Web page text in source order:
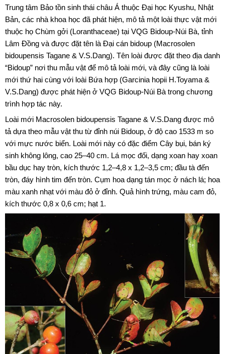
Trung tâm Bảo tồn sinh thái châu Á thuộc Đại học Kyushu, Nhật
Bản, các nhà khoa học đã phát hiện, mô tả một loài thực vật mới
thuộc họ Chùm gởi (Loranthaceae) tại VQG Bidoup-Núi Bà, tỉnh
Lâm Đồng và được đặt tên là Đại cán bidoup (Macrosolen
bidoupensis Tagane & V.S.Dang). Tên loài được đặt theo địa danh
“Bidoup” nơi thu mẫu vật để mô tả loài mới, và đây cũng là loài
mới thứ hai cùng với loài Bứa hợp (Garcinia hopii H.Toyama &
V.S.Dang) được phát hiện ở VQG Bidoup-Núi Bà trong chương
trình hợp tác này.
Loài mới Macrosolen bidoupensis Tagane & V.S.Dang được mô
tả dựa theo mẫu vật thu từ đỉnh núi Bidoup, ở độ cao 1533 m so
với mực nước biển. Loài mới này có đặc điểm Cây bụi, bán ký
sinh không lông, cao 25–40 cm. Lá mọc đối, dạng xoan hay xoan
bầu dục hay tròn, kích thước 1,2–4,8 x 1,2–3,5 cm; đầu tà đến
tròn, đáy hình tim đến tròn. Cụm hoa dạng tán mọc ở nách lá; hoa
màu xanh nhạt với màu đỏ ở đỉnh. Quả hình trứng, màu cam đỏ,
kích thước 0,8 x 0,6 cm; hạt 1.